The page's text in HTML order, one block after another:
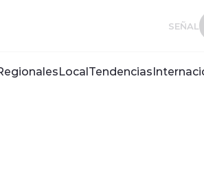
SEÑAL
LocalTendencias